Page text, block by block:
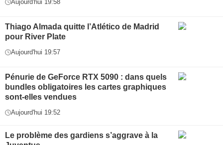
Aujourd'hui 19:58
Thiago Almada quitte l’Atlético de Madrid
pour River Plate
Aujourd'hui 19:57
Pénurie de GeForce RTX 5090 : dans quels
bundles obligatoires les cartes graphiques
sont-elles vendues
Aujourd'hui 19:52
Le problème des gardiens s’aggrave à la